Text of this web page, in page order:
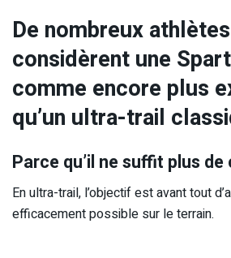
De nombreux athlètes
considèrent une
comme encore plus
qu’un ultra-trail
Parce qu’il ne suffit plus
En ultra-trail, l’objectif est avant tout
efficacement possible sur le terrain.